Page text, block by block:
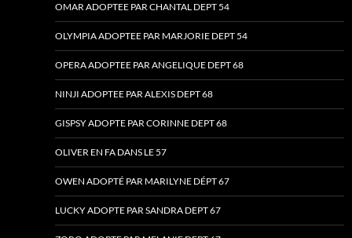
OMAR ADOPTEE PAR CHANTAL DEPT 54
OLYMPIA ADOPTEE PAR MARJORIE DEPT 54
OPERA ADOPTEE PAR ANGELIQUE DEPT 68
NINJI ADOPTEE PAR ALEXIS DEPT 68
GISPSY ADOPTE PAR CORINNE DEPT 68
OLIVER EN FA DANS LE 57
OWEN ADOPTÉ PAR MARILYNE DÉPT 67
LUCKY ADOPTE PAR SANDRA DEPT 67